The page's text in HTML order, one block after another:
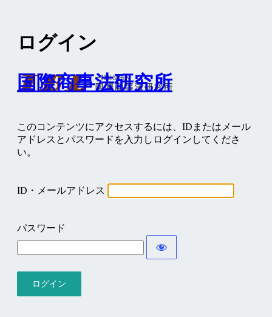
ログイン
国際商事法研究所
このコンテンツにアクセスするには、IDまたはメール
アドレスとパスワードを入力しログインしてくださ
い。
ID・メールアドレス
パスワード